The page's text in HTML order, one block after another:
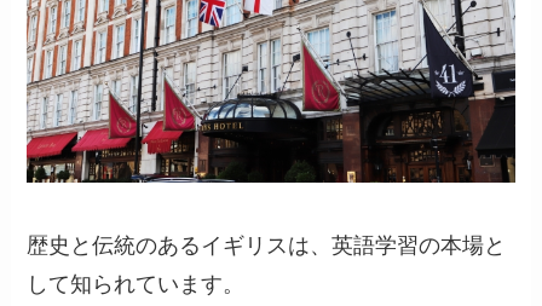
歴史と伝統のあるイギリスは、英語学習の本場と
して知られています。